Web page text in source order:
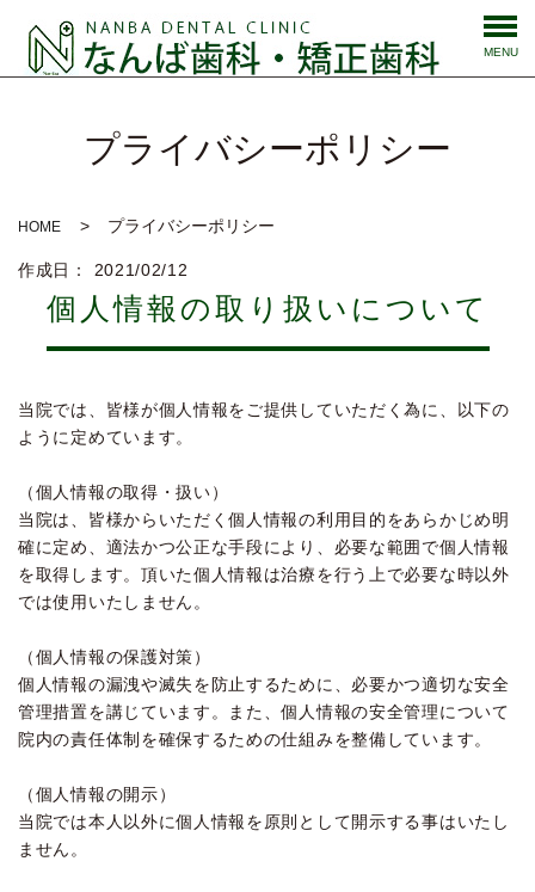
MENU
プライバシーポリシー
HOME プライバシーポリシー
作成日： 2021/02/12
個人情報の取り扱いについて
当院では、皆様が個人情報をご提供していただく為に、以下の
ように定めています。
（個人情報の取得・扱い）
当院は、皆様からいただく個人情報の利用目的をあらかじめ明
確に定め、適法かつ公正な手段により、必要な範囲で個人情報
を取得します。頂いた個人情報は治療を行う上で必要な時以外
では使用いたしません。
（個人情報の保護対策）
個人情報の漏洩や滅失を防止するために、必要かつ適切な安全
管理措置を講じています。また、個人情報の安全管理について
院内の責任体制を確保するための仕組みを整備しています。
（個人情報の開示）
当院では本人以外に個人情報を原則として開示する事はいたし
ません。